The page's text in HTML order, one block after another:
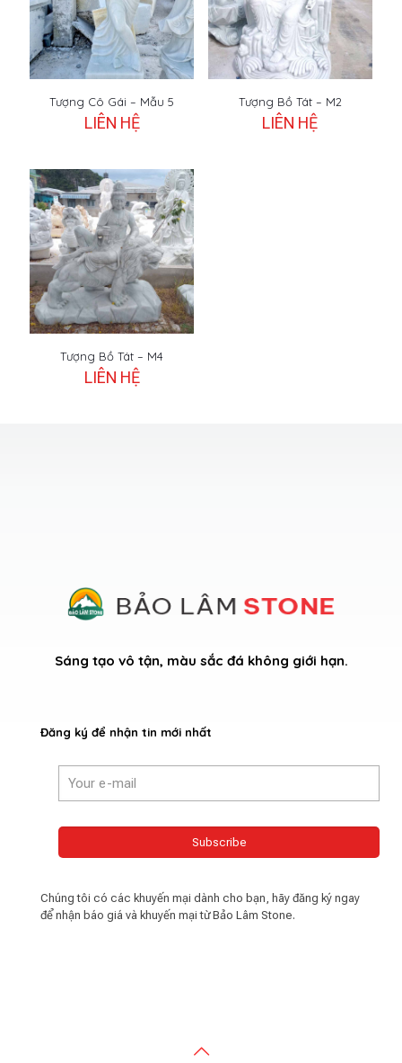
Tượng Cô Gái – Mẫu 5
LIÊN HỆ
Tượng Bồ Tát – M2
LIÊN HỆ
Tượng Bồ Tát – M4
LIÊN HỆ
Sáng tạo vô tận, màu sắc đá không giới hạn.
Đăng ký để nhận tin mới nhất
Chúng tôi có các khuyến mại dành cho bạn, hãy đăng ký ngay
để nhận báo giá và khuyến mại từ Bảo Lâm Stone.